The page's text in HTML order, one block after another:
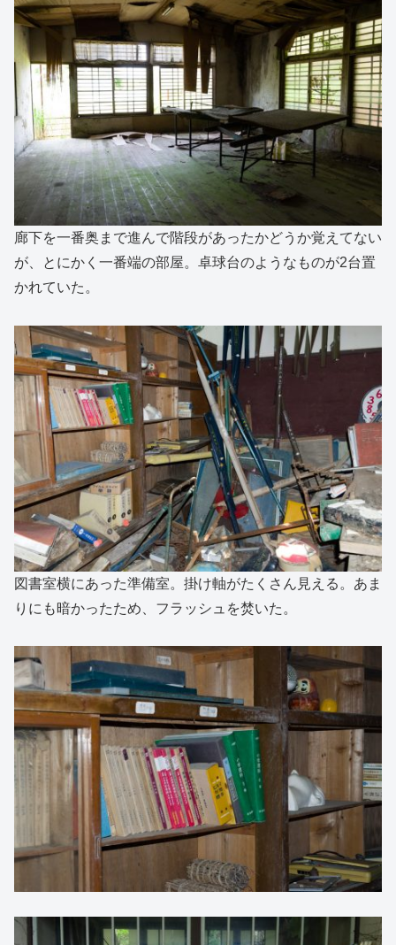
廊下を一番奥まで進んで階段があったかどうか覚えてない
が、とにかく一番端の部屋。卓球台のようなものが2台置
かれていた。
図書室横にあった準備室。掛け軸がたくさん見える。あま
りにも暗かったため、フラッシュを焚いた。